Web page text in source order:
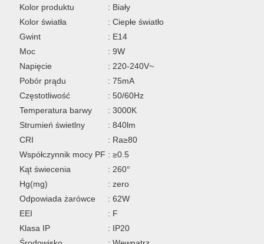
Kolor produktu
: Biały
Kolor światła
: Ciepłe światło
Gwint
: E14
Moc
: 9W
Napięcie
: 220-240V~
Pobór prądu
: 75mA
Częstotliwość
: 50/60Hz
Temperatura barwy
: 3000K
Strumień świetlny
: 840lm
CRI
: Ra≥80
Współczynnik mocy PF : ≥0.5
Kąt świecenia
: 260°
Hg(mg)
: zero
Odpowiada żarówce
: 62W
EEI
: F
Klasa IP
: IP20